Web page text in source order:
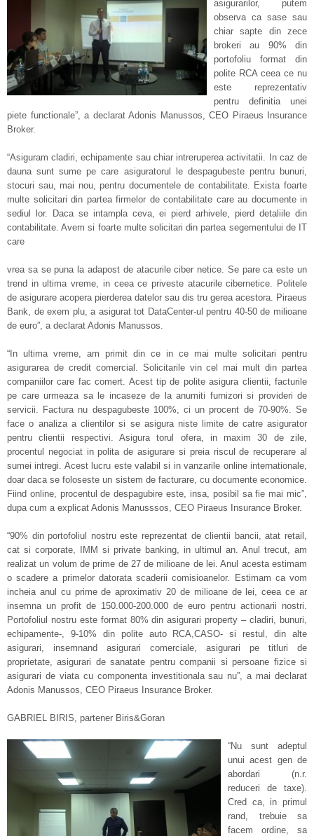
asigurarilor, putem
observa ca sase sau
chiar sapte din zece
brokeri au 90% din
portofoliu format din
polite RCA ceea ce nu
este reprezentativ
pentru definitia unei
piete functionale”, a declarat Adonis Manussos, CEO Piraeus Insurance
Broker.
“Asiguram cladiri, echipamente sau chiar intreruperea activitatii. In caz de
dauna sunt sume pe care asiguratorul le despagubeste pentru bunuri,
stocuri sau, mai nou, pentru documentele de contabilitate. Exista foarte
multe solicitari din partea firmelor de contabilitate care au documente in
sediul lor. Daca se intampla ceva, ei pierd arhivele, pierd detaliile din
contabilitate. Avem si foarte multe solicitari din partea segementului de IT
care
vrea sa se puna la adapost de atacurile ciber netice. Se pare ca este un
trend in ultima vreme, in ceea ce priveste atacurile cibernetice. Politele
de asigurare acopera pierderea datelor sau dis tru gerea acestora. Piraeus
Bank, de exem plu, a asigurat tot DataCenter-ul pentru 40-50 de milioane
de euro”, a declarat Adonis Manussos.
“In ultima vreme, am primit din ce in ce mai multe solicitari pentru
asigurarea de credit comercial. Solicitarile vin cel mai mult din partea
companiilor care fac comert. Acest tip de polite asigura clientii, facturile
pe care urmeaza sa le incaseze de la anumiti furnizori si provideri de
servicii. Factura nu despagubeste 100%, ci un procent de 70-90%. Se
face o analiza a clientilor si se asigura niste limite de catre asigurator
pentru clientii respectivi. Asigura torul ofera, in maxim 30 de zile,
procentul negociat in polita de asigurare si preia riscul de recuperare al
sumei intregi. Acest lucru este valabil si in vanzarile online internationale,
doar daca se foloseste un sistem de facturare, cu documente economice.
Fiind online, procentul de despagubire este, insa, posibil sa fie mai mic”,
dupa cum a explicat Adonis Manusssos, CEO Piraeus Insurance Broker.
“90% din portofoliul nostru este reprezentat de clientii bancii, atat retail,
cat si corporate, IMM si private banking, in ultimul an. Anul trecut, am
realizat un volum de prime de 27 de milioane de lei. Anul acesta estimam
o scadere a primelor datorata scaderii comisioanelor. Estimam ca vom
incheia anul cu prime de aproximativ 20 de milioane de lei, ceea ce ar
insemna un profit de 150.000-200.000 de euro pentru actionarii nostri.
Portofoliul nostru este format 80% din asigurari property – cladiri, bunuri,
echipamente-, 9-10% din polite auto RCA,CASO- si restul, din alte
asigurari, insemnand asigurari comerciale, asigurari pe titluri de
proprietate, asigurari de sanatate pentru companii si persoane fizice si
asigurari de viata cu componenta investitionala sau nu”, a mai declarat
Adonis Manussos, CEO Piraeus Insurance Broker.
GABRIEL BIRIS, partener Biris&Goran
“Nu sunt adeptul
unui acest gen de
abordari (n.r.
reduceri de taxe).
Cred ca, in primul
rand, trebuie sa
facem ordine, sa